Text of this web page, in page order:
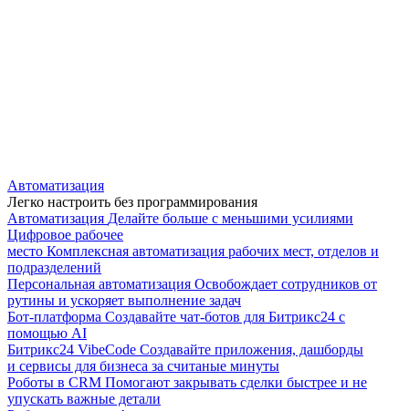
Автоматизация
Легко настроить без программирования
Автоматизация Делайте больше с меньшими усилиями
Цифровое рабочее
место Комплексная автоматизация рабочих мест, отделов и
подразделений
Персональная автоматизация Освобождает сотрудников от
рутины и ускоряет выполнение задач
Бот-платформа Создавайте чат-ботов для Битрикс24 с
помощью AI
Битрикс24 VibeCode Создавайте приложения, дашборды
и сервисы для бизнеса за считаные минуты
Роботы в CRM Помогают закрывать сделки быстрее и не
упускать важные детали